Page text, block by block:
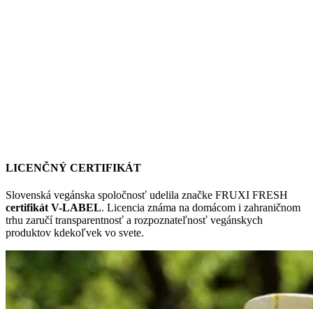
LICENČNÝ CERTIFIKÁT
Slovenská vegánska spoločnosť udelila značke FRUXI FRESH
certifikát V-LABEL. Licencia známa na domácom i zahraničnom
trhu zaručí transparentnosť a rozpoznateľnosť vegánskych
produktov kdekoľvek vo svete.